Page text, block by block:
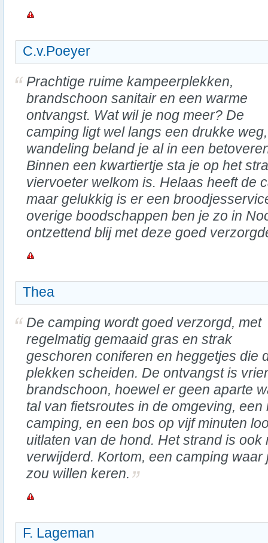
C.v.Poeyer
Prachtige ruime kampeerplekken,
brandschoon sanitair en een warme
ontvangst. Wat wil je nog meer? De
camping ligt wel langs een drukke
wandeling beland je al in een
Binnen een kwartiertje sta je op het
viervoeter welkom is. Helaas heeft de
maar gelukkig is er een
overige boodschappen ben je zo in
ontzettend blij met deze goed
Thea
De camping wordt goed verzorgd, met
regelmatig gemaaid gras en strak
geschoren coniferen en heggetjes die
plekken scheiden. De ontvangst is
brandschoon, hoewel er geen aparte
tal van fietsroutes in de omgeving,
camping, en een bos op vijf minuten
uitlaten van de hond. Het strand is ook
verwijderd. Kortom, een camping
zou willen keren.
F. Lageman